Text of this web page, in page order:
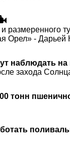
размеренного
Орел» - Дарьей
наблюдать
захода
тонн